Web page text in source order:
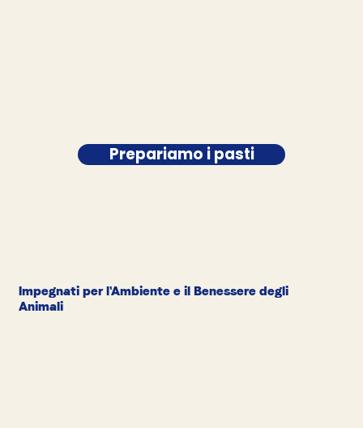
Prepariamo i pasti
Impegnati per l'Ambiente e il Benessere degli
Animali